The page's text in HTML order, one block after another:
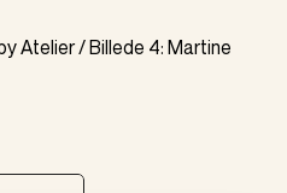
Atelier / Billede 4: Martine